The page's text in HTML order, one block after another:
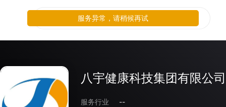
八宇健康科技集团有限公司
服务行业
--
服务异常，请稍候再试